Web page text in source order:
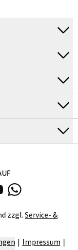
zzgl.Service- &
Impressum